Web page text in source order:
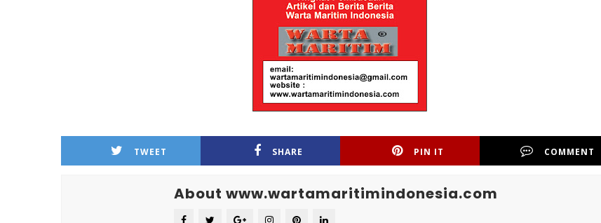
TWEET SHARE PIN IT COMMENT
About www.wartamaritimindonesia.com